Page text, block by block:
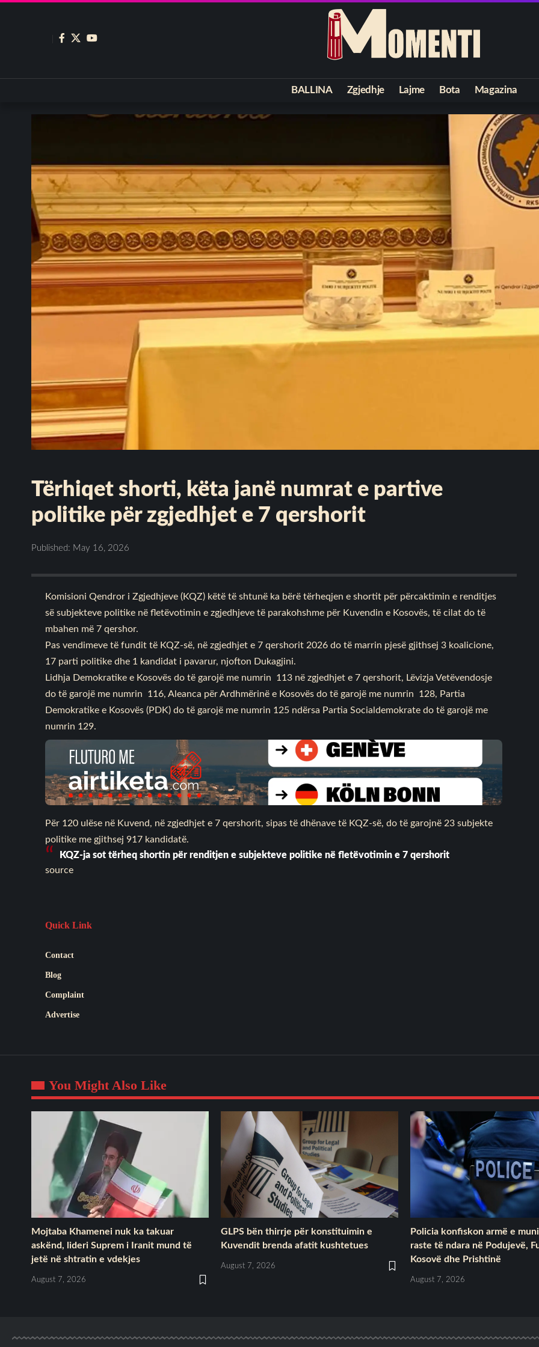
BALLINA Zgjedhje Lajme Bota Magazina
Tërhiqet shorti, këta janë numrat e partive
politike për zgjedhjet e 7 qershorit
Published: May 16, 2026
Komisioni Qendror i Zgjedhjeve (KQZ) këtë të shtunë ka bërë tërheqjen e shortit për përcaktimin e renditjes
së subjekteve politike në fletëvotimin e zgjedhjeve të parakohshme për Kuvendin e Kosovës, të cilat do të
mbahen më 7 qershor.
Pas vendimeve të fundit të KQZ-së, në zgjedhjet e 7 qershorit 2026 do të marrin pjesë gjithsej 3 koalicione,
17 parti politike dhe 1 kandidat i pavarur, njofton Dukagjini.
Lidhja Demokratike e Kosovës do të garojë me numrin 113 në zgjedhjet e 7 qershorit, Lëvizja Vetëvendosje
do të garojë me numrin 116, Aleanca për Ardhmërinë e Kosovës do të garojë me numrin 128, Partia
Demokratike e Kosovës (PDK) do të garojë me numrin 125 ndërsa Partia Socialdemokrate do të garojë me
numrin 129.
Për 120 ulëse në Kuvend, në zgjedhjet e 7 qershorit, sipas të dhënave të KQZ-së, do të garojnë 23 subjekte
politike me gjithsej 917 kandidatë.
KQZ-ja sot tërheq shortin për renditjen e subjekteve politike në fletëvotimin e 7 qershorit
source
Quick Link
Contact
Blog
Complaint
Advertise
You Might Also Like
Mojtaba Khamenei nuk ka takuar
askënd, lideri Suprem i Iranit mund të
jetë në shtratin e vdekjes
August 7, 2026
GLPS bën thirrje për konstituimin e
Kuvendit brenda afatit kushtetues
August 7, 2026
Policia konfiskon armë e
raste të ndara në Podujevë,
Kosovë dhe Prishtinë
August 7, 2026